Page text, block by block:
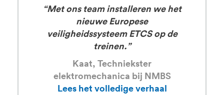
“Met ons team installeren we het
nieuwe Europese
veiligheidssysteem ETCS op de
treinen.”
Kaat, Techniekster
elektromechanica bij NMBS
Lees het volledige verhaal